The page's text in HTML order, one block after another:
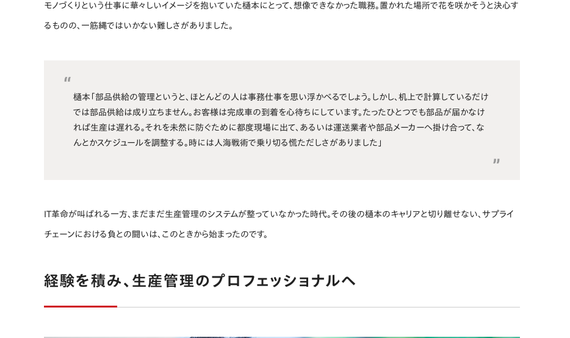
モノづくりという仕事に華々しいイメージを抱いていた樋本にとって、想像できなかった職務。置かれた場所で花を咲かそうと決心す
るものの、一筋縄ではいかない難しさがありました。
樋本「部品供給の管理というと、ほとんどの人は事務仕事を思い浮かべるでしょう。しかし、机上で計算しているだけ
では部品供給は成り立ちません。お客様は完成車の到着を心待ちにしています。たったひとつでも部品が届かなけ
れば生産は遅れる。それを未然に防ぐために都度現場に出て、あるいは運送業者や部品メーカーへ掛け合って、な
んとかスケジュールを調整する。時には人海戦術で乗り切る慌ただしさがありました」
IT革命が叫ばれる一方、まだまだ生産管理のシステムが整っていなかった時代。その後の樋本のキャリアと切り離せない、サプライ
チェーンにおける負との闘いは、このときから始まったのです。
経験を積み、生産管理のプロフェッショナルへ